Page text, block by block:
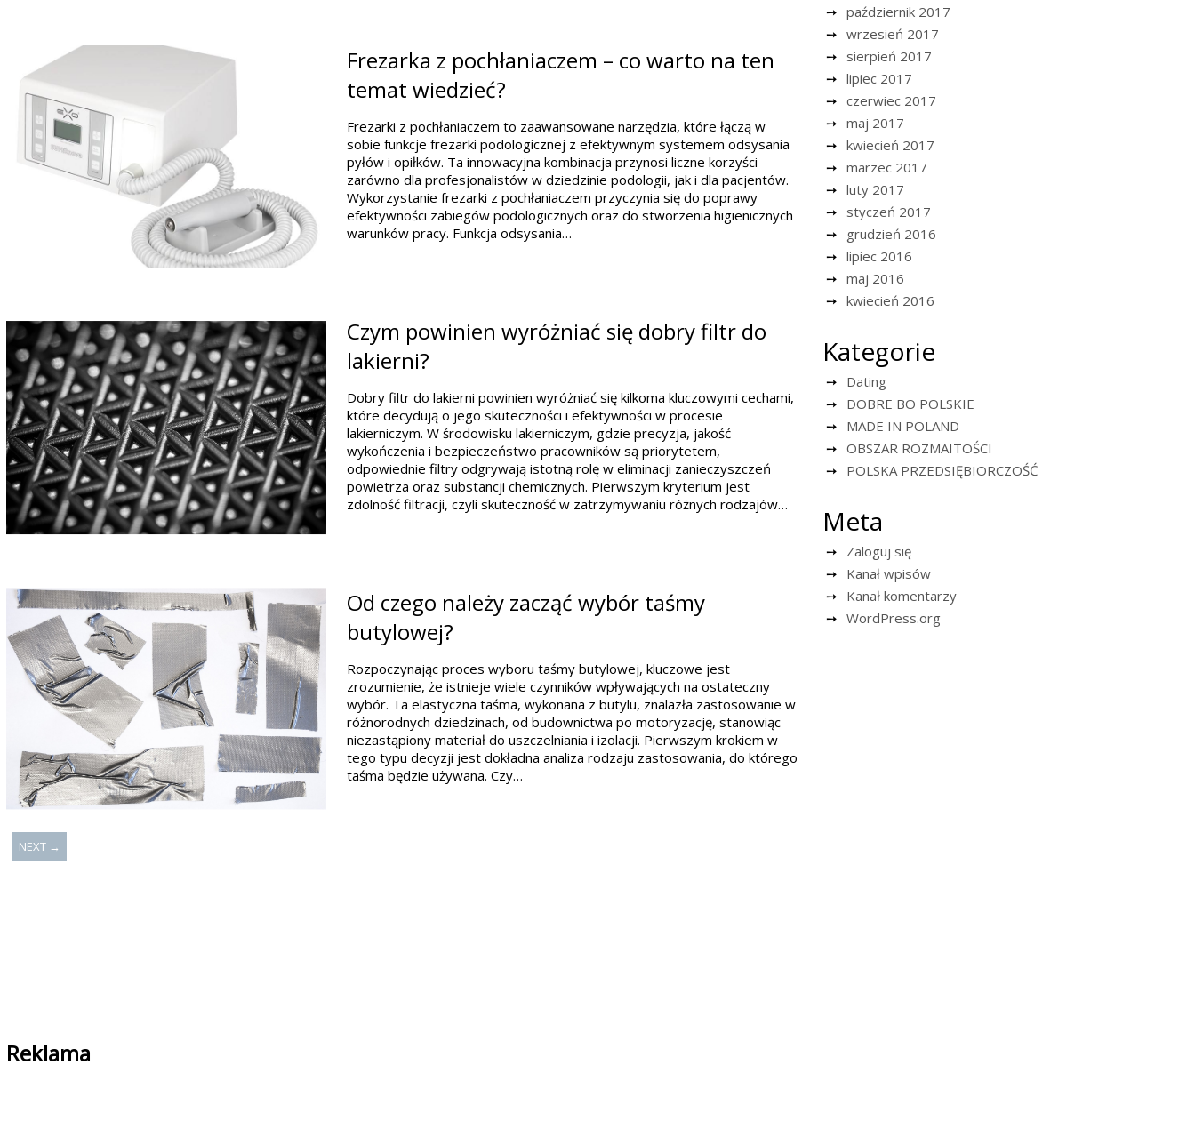
październik 2017
wrzesień 2017
sierpień 2017
lipiec 2017
czerwiec 2017
maj 2017
kwiecień 2017
marzec 2017
luty 2017
styczeń 2017
grudzień 2016
lipiec 2016
maj 2016
kwiecień 2016
Kategorie
Dating
DOBRE BO POLSKIE
MADE IN POLAND
OBSZAR ROZMAITOŚCI
POLSKA PRZEDSIĘBIORCZOŚĆ
Meta
Zaloguj się
Kanał wpisów
Kanał komentarzy
WordPress.org
Frezarka z pochłaniaczem – co warto na ten
temat wiedzieć?
Frezarki z pochłaniaczem to zaawansowane narzędzia, które łączą w
sobie funkcje frezarki podologicznej z efektywnym systemem odsysania
pyłów i opiłków. Ta innowacyjna kombinacja przynosi liczne korzyści
zarówno dla profesjonalistów w dziedzinie podologii, jak i dla pacjentów.
Wykorzystanie frezarki z pochłaniaczem przyczynia się do poprawy
efektywności zabiegów podologicznych oraz do stworzenia higienicznych
warunków pracy. Funkcja odsysania…
Czym powinien wyróżniać się dobry filtr do
lakierni?
Dobry filtr do lakierni powinien wyróżniać się kilkoma kluczowymi cechami,
które decydują o jego skuteczności i efektywności w procesie
lakierniczym. W środowisku lakierniczym, gdzie precyzja, jakość
wykończenia i bezpieczeństwo pracowników są priorytetem,
odpowiednie filtry odgrywają istotną rolę w eliminacji zanieczyszczeń
powietrza oraz substancji chemicznych. Pierwszym kryterium jest
zdolność filtracji, czyli skuteczność w zatrzymywaniu różnych rodzajów…
Od czego należy zacząć wybór taśmy
butylowej?
Rozpoczynając proces wyboru taśmy butylowej, kluczowe jest
zrozumienie, że istnieje wiele czynników wpływających na ostateczny
wybór. Ta elastyczna taśma, wykonana z butylu, znalazła zastosowanie w
różnorodnych dziedzinach, od budownictwa po motoryzację, stanowiąc
niezastąpiony materiał do uszczelniania i izolacji. Pierwszym krokiem w
tego typu decyzji jest dokładna analiza rodzaju zastosowania, do którego
taśma będzie używana. Czy…
NEXT →
Reklama